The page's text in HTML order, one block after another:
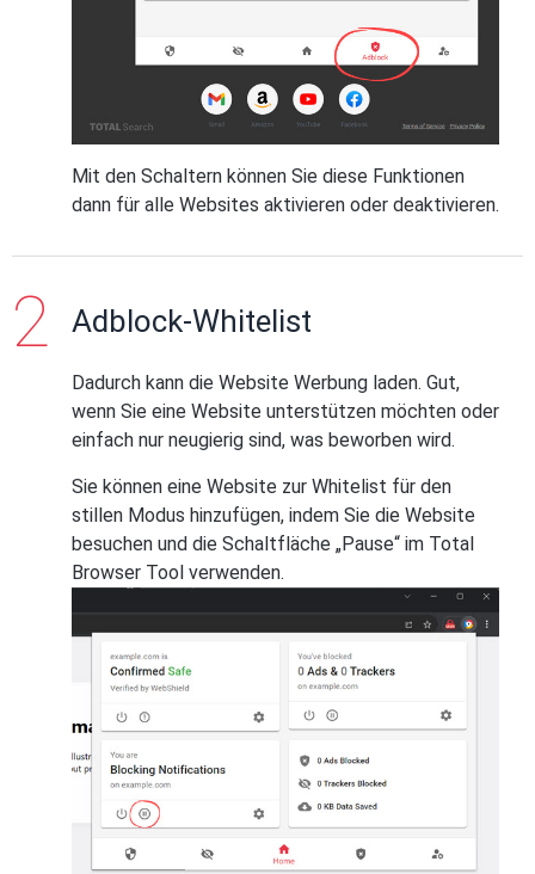
Mit den Schaltern können Sie diese Funktionen
dann für alle Websites aktivieren oder deaktivieren.
Adblock-Whitelist
Dadurch kann die Website Werbung laden. Gut,
wenn Sie eine Website unterstützen möchten oder
einfach nur neugierig sind, was beworben wird.
Sie können eine Website zur Whitelist für den
stillen Modus hinzufügen, indem Sie die Website
besuchen und die Schaltfläche „Pause“ im Total
Browser Tool verwenden.